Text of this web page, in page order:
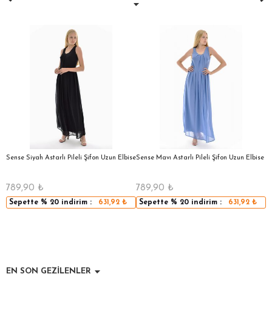
Sense Siyah Astarlı Pileli Şifon Uzun Elbise
789,90 ₺
Sepette % 20 indirim : 631,92₺
Sense Mavı Astarlı Pileli Şifon Uzun Elbise
789,90 ₺
Sepette % 20 indirim : 631,92₺
EN SON GEZİLENLER